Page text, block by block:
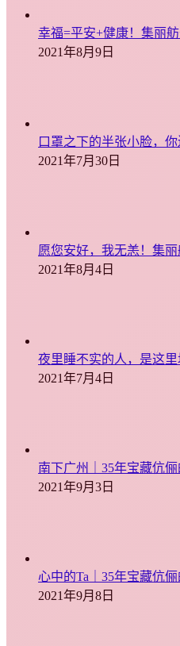
幸福=平安+健康！集丽
2021年8月9日
口罩之下的半张小脸，你
2021年7月30日
愿您安好，我无恙！集
2021年8月4日
夜里睡不实的人，是这里
2021年7月4日
南下广州｜35年宝藏伉
2021年9月3日
心中的Ta｜35年宝藏伉
2021年9月8日